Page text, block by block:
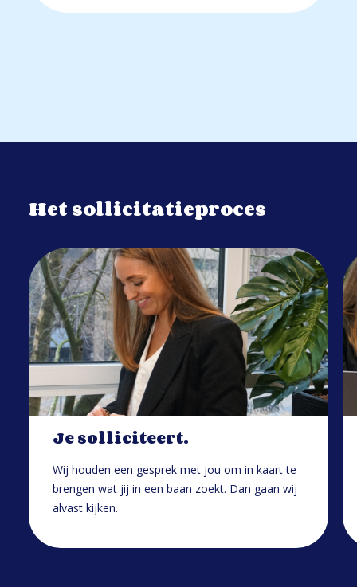
Het sollicitatieproces
Je solliciteert.
Wij houden een gesprek met jou om in kaart te
brengen wat jij in een baan zoekt. Dan gaan wij
alvast kijken.